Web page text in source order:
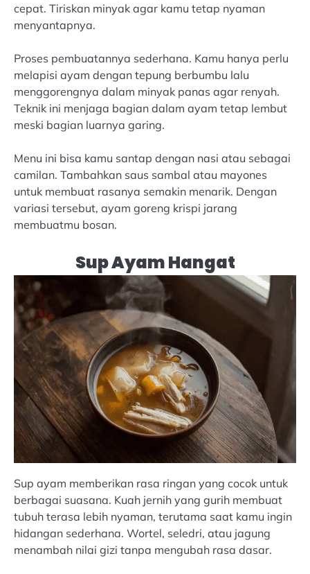
cepat. Tiriskan minyak agar kamu tetap nyaman
menyantapnya.
Proses pembuatannya sederhana. Kamu hanya perlu
melapisi ayam dengan tepung berbumbu lalu
menggorengnya dalam minyak panas agar renyah.
Teknik ini menjaga bagian dalam ayam tetap lembut
meski bagian luarnya garing.
Menu ini bisa kamu santap dengan nasi atau sebagai
camilan. Tambahkan saus sambal atau mayones
untuk membuat rasanya semakin menarik. Dengan
variasi tersebut, ayam goreng krispi jarang
membuatmu bosan.
Sup Ayam Hangat
Sup ayam memberikan rasa ringan yang cocok untuk
berbagai suasana. Kuah jernih yang gurih membuat
tubuh terasa lebih nyaman, terutama saat kamu ingin
hidangan sederhana. Wortel, seledri, atau jagung
menambah nilai gizi tanpa mengubah rasa dasar.